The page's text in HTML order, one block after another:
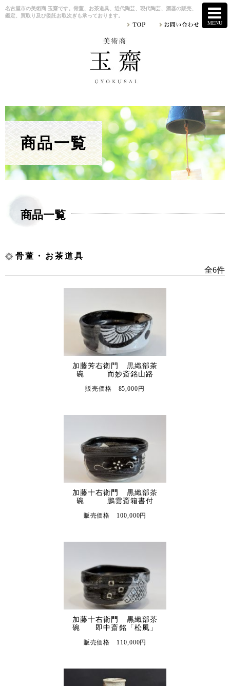
名古屋市の美術商 玉齋です。骨董、お茶道具、近代陶芸、現代陶芸、酒器の販売、
鑑定、買取り及び委託お取次ぎも承っております。
商品一覧
商品一覧
骨董・お茶道具
全6件
加藤芳右衛門 黒織部茶
碗 而妙斎銘山路
販売価格 85,000円
加藤十右衛門 黒織部茶
碗 鵬雲斎箱書付
販売価格 100,000円
加藤十右衛門 黒織部茶
碗 即中斎銘「松風」
販売価格 110,000円